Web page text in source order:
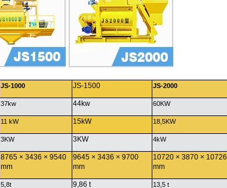
JS-1000 JS-1500 JS-2000
37kw 44kw 60KW
11 kW 15kW 18,5KW
3KW 3KW 4kW
8765 × 3436 × 9540
mm
9645 × 3436 × 9700
mm
10720 × 3870 × 10726
mm
5,8t 9,86 t 13,5 t